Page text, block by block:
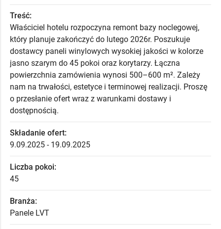
Treść:
Właściciel hotelu rozpoczyna remont bazy noclegowej,
który planuje zakończyć do lutego 2026r. Poszukuje
dostawcy paneli winylowych wysokiej jakości w kolorze
jasno szarym do 45 pokoi oraz korytarzy. Łączna
powierzchnia zamówienia wynosi 500–600 m². Zależy
nam na trwałości, estetyce i terminowej realizacji. Proszę
o przesłanie ofert wraz z warunkami dostawy i
dostępnością.
Składanie ofert:
9.09.2025 - 19.09.2025
Liczba pokoi:
45
Branża:
Panele LVT